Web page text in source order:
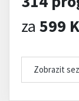
za 599
Zobrazit